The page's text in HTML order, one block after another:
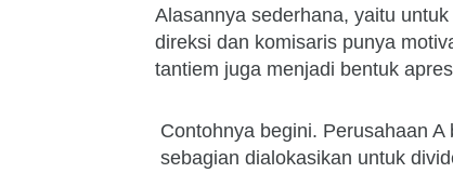
Alasannya sederhana, yaitu
direksi dan komisaris punya
tantiem juga menjadi bentuk
Contohnya begini. Perusahaan
sebagian dialokasikan untuk